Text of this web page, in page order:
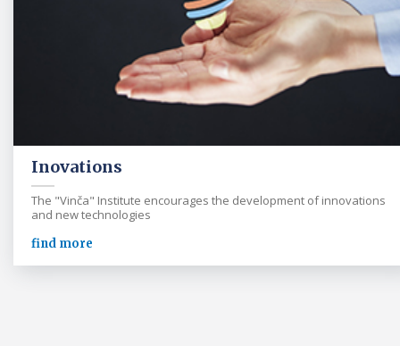
Inovations
The "Vinča" Institute encourages the development of innovations
and new technologies
find more